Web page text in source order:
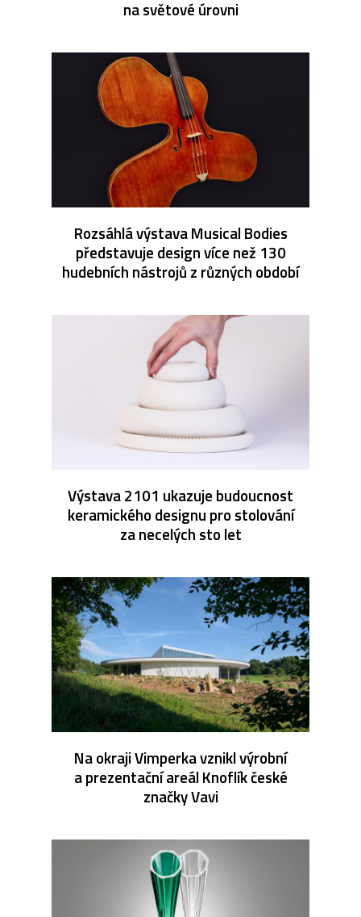
na světové úrovni
Rozsáhlá výstava Musical Bodies
představuje design více než 130
hudebních nástrojů z různých období
Výstava 2101 ukazuje budoucnost
keramického designu pro stolování
za necelých sto let
Na okraji Vimperka vznikl výrobní
a prezentační areál Knoflík české
značky Vavi